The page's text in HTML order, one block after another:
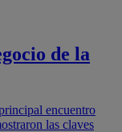
de la
encuentro
las claves